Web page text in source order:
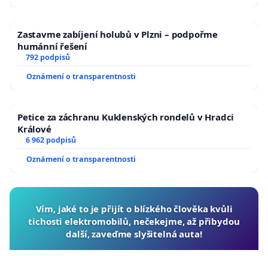
Zastavme zabíjení holubů v Plzni – podpořme
humánní řešení
792 podpisů
Oznámení o transparentnosti
Petice za záchranu Kuklenských rondelů v Hradci
Králové
6 962 podpisů
Oznámení o transparentnosti
Vím, jaké to je přijít o blízkého člověka kvůli
tichosti elektromobilů, nečekejme, až přibydou
další, zaveďme slyšitelná auta!